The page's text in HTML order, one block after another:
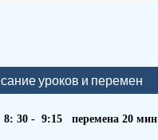
уроков и перемен
30 - 9:15 перемена 20 мин